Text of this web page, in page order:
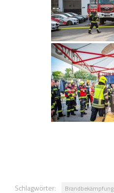
Schlagwörter: Brandbekämpfung